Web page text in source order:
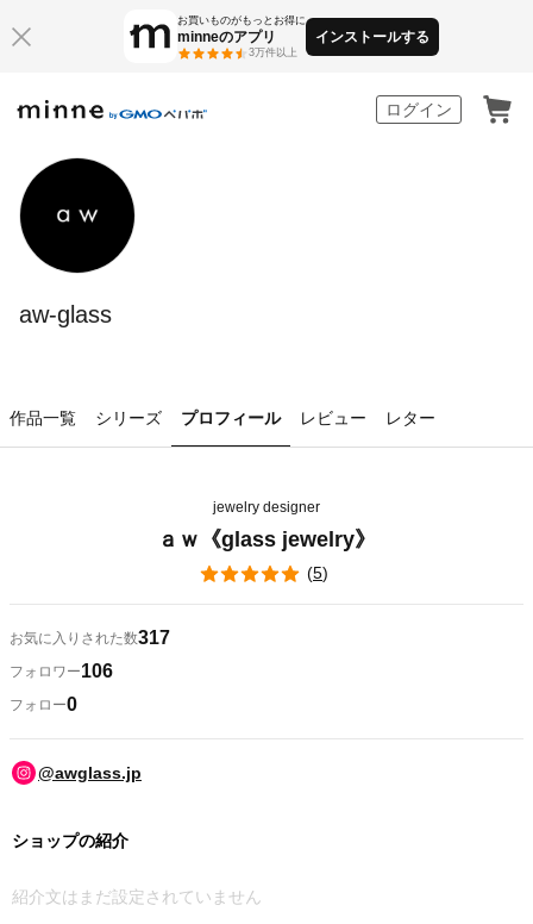
お買いものがもっとお得に
minneのアプリ
3万件以上
インストールする
ログイン
aw-glass
作品一覧 シリーズ プロフィール レビュー レター
jewelry designer
ａｗ《glass jewelry》
(5)
お気に入りされた数317
フォロワー106
フォロー0
@awglass.jp
ショップの紹介
紹介文はまだ設定されていません